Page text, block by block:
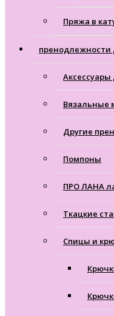
Пряжа в
пренодлежности
Вязальные
Другие
Помпоны
ПРО ЛАНА
Ткацкие
Cпицы и